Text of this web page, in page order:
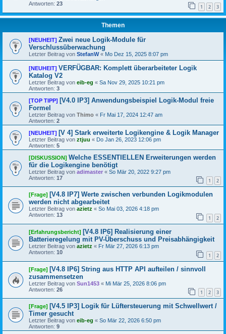
Antworten: 23 1 2 3
Themen
[NEUHEIT] Zwei neue Logik-Module für
Verschlussüberwachung
Letzter Beitrag von StefanW« Mo Dez 15, 2025 8:07 pm
[NEUHEIT] VERFÜGBAR: Komplett überarbeiteter Logik
Katalog V2
Letzter Beitrag von eib-eg « Sa Nov 29, 2025 10:21 pm
Antworten: 3
[TOP TIPP] [V4.0 IP3] Anwendungsbeispiel Logik-Modul freie
Formel
Letzter Beitrag von Thimo « Fr Mai 17, 2024 12:47 am
Antworten: 2
[NEUHEIT] [V 4] Stark erweiterte Logikengine & Logik Manager
Letzter Beitrag von ztjuu « Do Jan 26, 2023 12:06 pm
Antworten: 5
[DISKUSSION] Welche ESSENTIELLEN Erweiterungen werden
für die Logikengine benötigt
Letzter Beitrag von adimaster « So Mär 20, 2022 9:27 pm
Antworten: 17 1 2
[Frage] [V4.8 IP7] Werte zwischen verbunden Logikmodulen
werden nicht abgearbeitet
Letzter Beitrag von azietz « So Mai 03, 2026 4:18 pm
Antworten: 13 1 2
[Erfahrungsbericht] [V4.8 IP6] Realisierung einer
Batterieregelung mit PV-Überschuss und Preisabhängigkeit
Letzter Beitrag von azietz « Fr Mär 27, 2026 6:13 pm
Antworten: 10 1 2
[Frage] [V4.8 IP6] String aus HTTP API aufteilen / sinnvoll
zusammensetzen
Letzter Beitrag von Sun1453 « Mi Mär 25, 2026 8:06 pm
Antworten: 26 1 2 3
[Frage] [V4.5 IP3] Logik für Lüftersteuerung mit Schwellwert /
Timer gesucht
Letzter Beitrag von eib-eg « So Mär 22, 2026 6:50 pm
Antworten: 9